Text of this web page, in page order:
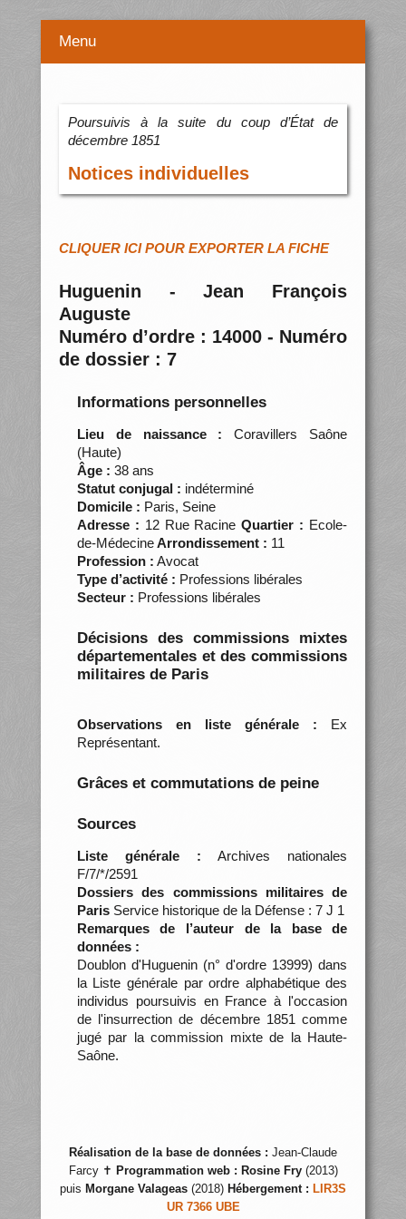
Menu
Poursuivis à la suite du coup d’État de
décembre 1851
Notices individuelles
CLIQUER ICI POUR EXPORTER LA FICHE
Huguenin - Jean François
Auguste
Numéro d’ordre : 14000 - Numéro
de dossier : 7
Informations personnelles
Lieu de naissance : Coravillers Saône
(Haute)
Âge : 38 ans
Statut conjugal : indéterminé
Domicile : Paris, Seine
Adresse : 12 Rue RacineQuartier : Ecole-
de-MédecineArrondissement : 11
Profession : Avocat
Type d’activité : Professions libérales
Secteur : Professions libérales
Décisions des commissions mixtes
départementales et des commissions
militaires de Paris
Observations en liste générale : Ex
Représentant.
Grâces et commutations de peine
Sources
Liste générale : Archives nationales
F/7/*/2591
Dossiers des commissions militaires de
ParisService historique de la Défense : 7 J 1
Remarques de l’auteur de la base de
données :
Doublon d'Huguenin (n° d'ordre 13999) dans
la Liste générale par ordre alphabétique des
individus poursuivis en France à l'occasion
de l'insurrection de décembre 1851 comme
jugé par la commission mixte de la Haute-
Saône.
Réalisation de la base de données : Jean-Claude
Farcy ✝ Programmation web : Rosine Fry(2013)
puis Morgane Valageas (2018) Hébergement : LIR3S
UR 7366 UBE